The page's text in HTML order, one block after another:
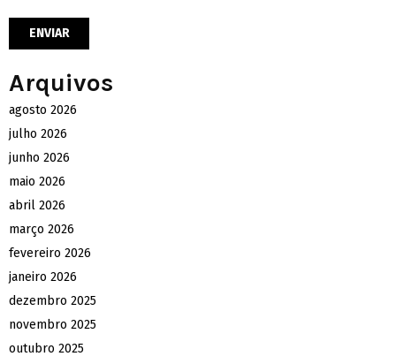
Arquivos
agosto 2026
julho 2026
junho 2026
maio 2026
abril 2026
março 2026
fevereiro 2026
janeiro 2026
dezembro 2025
novembro 2025
outubro 2025